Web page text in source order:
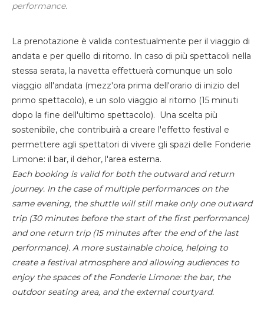
performance.
La prenotazione è valida contestualmente per il viaggio di
andata e per quello di ritorno. In caso di più spettacoli nella
stessa serata, la navetta effettuerà comunque un solo
viaggio all'andata (mezz'ora prima dell'orario di inizio del
primo spettacolo), e un solo viaggio al ritorno (15 minuti
dopo la fine dell'ultimo spettacolo). Una scelta più
sostenibile, che contribuirà a creare l'effetto festival e
permettere agli spettatori di vivere gli spazi delle Fonderie
Limone: il bar, il dehor, l'area esterna.
Each booking is valid for both the outward and return
journey. In the case of multiple performances on the
same evening, the shuttle will still make only one outward
trip (30 minutes before the start of the first performance)
and one return trip (15 minutes after the end of the last
performance). A more sustainable choice, helping to
create a festival atmosphere and allowing audiences to
enjoy the spaces of the Fonderie Limone: the bar, the
outdoor seating area, and the external courtyard.